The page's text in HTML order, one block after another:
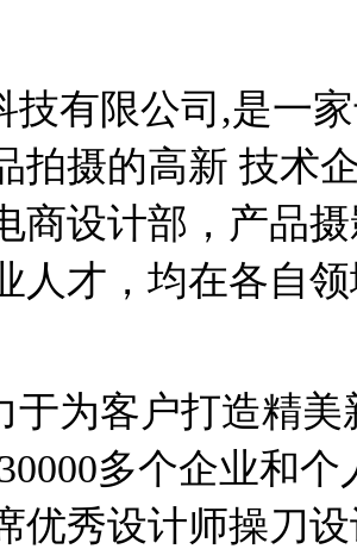
技有限公司,是一
拍摄的高新 技术
商设计部，产品
人才，均在各自
于为客户打造精
多个企业和
优秀设计师操刀